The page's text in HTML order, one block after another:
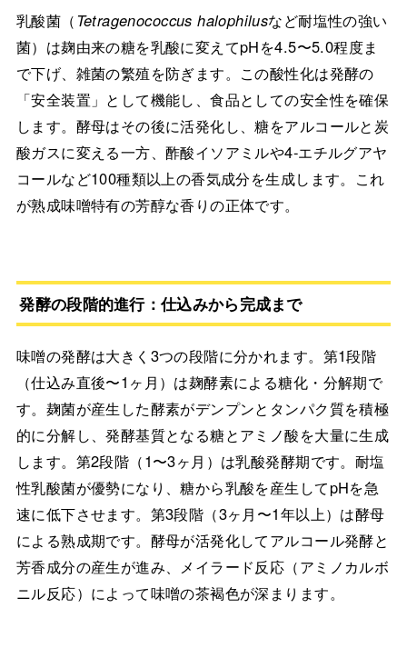
乳酸菌（ Tetragenococcus halophilusなど耐塩性の強い
菌）は麹由来の糖を乳酸に変えてpHを4.5〜5.0程度ま
で下げ、雑菌の繁殖を防ぎます。この酸性化は発酵の
「安全装置」として機能し、食品としての安全性を確保
します。酵母はその後に活発化し、糖をアルコールと炭
酸ガスに変える一方、酢酸イソアミルや4-エチルグアヤ
コールなど100種類以上の香気成分を生成します。これ
が熟成味噌特有の芳醇な香りの正体です。
発酵の段階的進行：仕込みから完成まで
味噌の発酵は大きく3つの段階に分かれます。第1段階
（仕込み直後〜1ヶ月）は麹酵素による糖化・分解期で
す。麹菌が産生した酵素がデンプンとタンパク質を積極
的に分解し、発酵基質となる糖とアミノ酸を大量に生成
します。第2段階（1〜3ヶ月）は乳酸発酵期です。耐塩
性乳酸菌が優勢になり、糖から乳酸を産生してpHを急
速に低下させます。第3段階（3ヶ月〜1年以上）は酵母
による熟成期です。酵母が活発化してアルコール発酵と
芳香成分の産生が進み、メイラード反応（アミノカルボ
ニル反応）によって味噌の茶褐色が深まります。